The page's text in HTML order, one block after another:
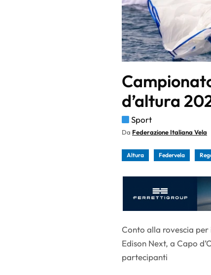
d’altura
Sport
Da Federazione Italiana Vela
Altura Federvela
Conto alla rovescia per
Edison Next, a Capo
partecipanti